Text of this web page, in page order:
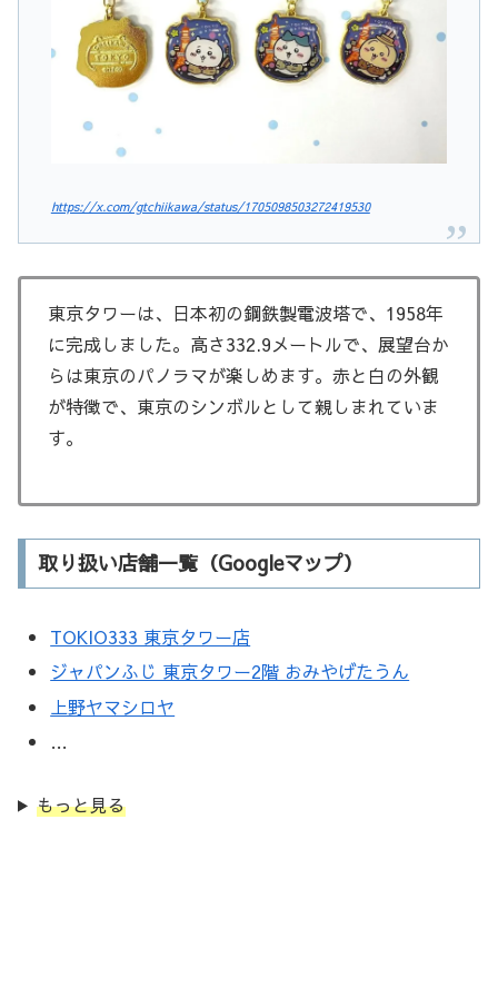
https://x.com/gtchiikawa/status/1705098503272419530
東京タワーは、日本初の鋼鉄製電波塔で、1958年
に完成しました。高さ332.9メートルで、展望台か
らは東京のパノラマが楽しめます。赤と白の外観
が特徴で、東京のシンボルとして親しまれていま
す。
取り扱い店舗一覧（Googleマップ）
TOKIO333 東京タワー店
ジャパンふじ 東京タワー2階 おみやげたうん
上野ヤマシロヤ
…
もっと見る